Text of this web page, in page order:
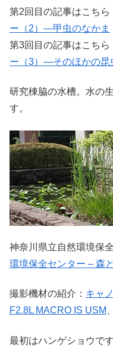
第2回目の記事はこちら
ー（2）―甲虫のなかま
第3回目の記事はこちら
ー（3）―そのほかの昆
研究棟脇の水槽。水の
す。
神奈川県立自然環境保
環境保全センター – 森
撮影機材の紹介： キャ
F2.8L MACRO IS USM
最初はハンゲショウで